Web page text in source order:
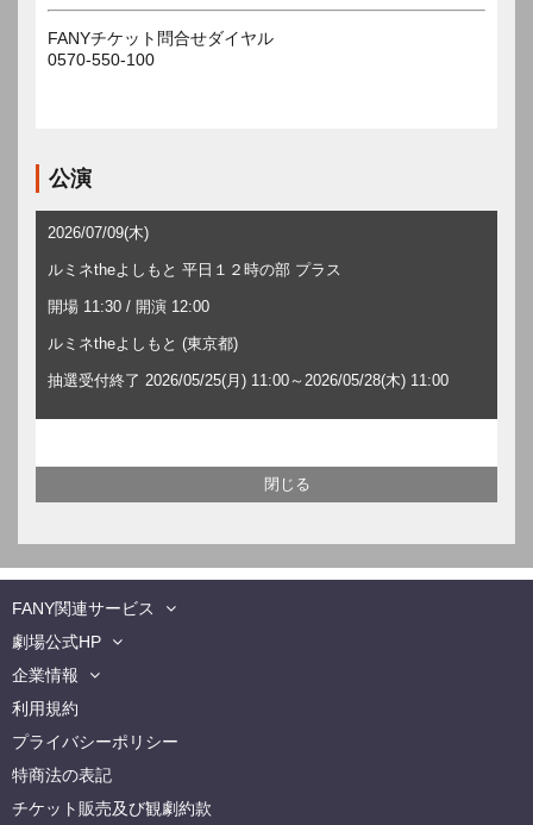
FANYチケット問合せダイヤル
0570-550-100
公演
2026/07/09(木)
ルミネtheよしもと 平日１２時の部 プラス
開場 11:30 / 開演 12:00
ルミネtheよしもと (東京都)
抽選受付終了 2026/05/25(月) 11:00～2026/05/28(木) 11:00
FANY関連サービス
劇場公式HP
企業情報
利用規約
プライバシーポリシー
特商法の表記
チケット販売及び観劇約款